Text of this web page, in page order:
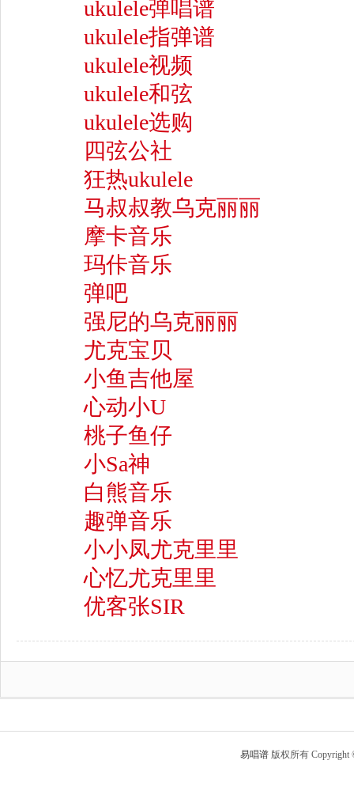
ukulele弹唱谱
ukulele指弹谱
ukulele视频
ukulele和弦
ukulele选购
四弦公社
狂热ukulele
马叔叔教乌克丽丽
摩卡音乐
玛佧音乐
弹吧
强尼的乌克丽丽
尤克宝贝
小鱼吉他屋
心动小U
桃子鱼仔
小Sa神
白熊音乐
趣弹音乐
小小凤尤克里里
心忆尤克里里
优客张SIR
易唱谱版权所有 Copyright